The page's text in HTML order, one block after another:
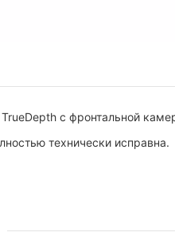
с фронтальной
технически исправна.